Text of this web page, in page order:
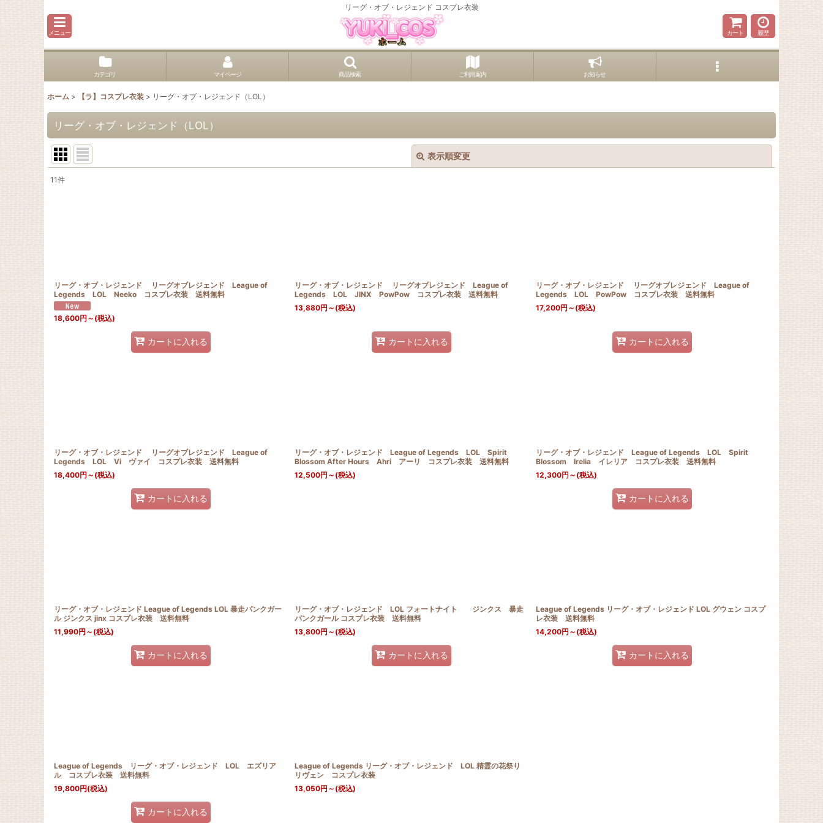
リーグ・オブ・レジェンド コスプレ衣装
メニュー カート 履歴
カテゴリ マイページ 商品検索 ご利用案内 お知らせ
ホーム > 【ラ】コスプレ衣装 > リーグ・オブ・レジェンド（LOL）
リーグ・オブ・レジェンド（LOL）
表示順変更
11件
リーグ・オブ・レジェンド リーグオブレジェンド League of
Legends LOL Neeko コスプレ衣装 送料無料
18,600円 ～ (税込)
カートに入れる
リーグ・オブ・レジェンド リーグオブレジェンド League of
Legends LOL JINX PowPow コスプレ衣装 送料無料
13,880円 ～ (税込)
カートに入れる
リーグ・オブ・レジェンド リーグオブレジェンド League of
Legends LOL PowPow コスプレ衣装 送料無料
17,200円 ～ (税込)
カートに入れる
リーグ・オブ・レジェンド リーグオブレジェンド League of
Legends LOL Vi ヴァイ コスプレ衣装 送料無料
18,400円 ～ (税込)
カートに入れる
リーグ・オブ・レジェンド League of Legends LOL Spirit
Blossom After Hours Ahri アーリ コスプレ衣装 送料無料
12,500円 ～ (税込)
リーグ・オブ・レジェンド League of Legends LOL Spirit
Blossom Irelia イレリア コスプレ衣装 送料無料
12,300円 ～ (税込)
カートに入れる
リーグ・オブ・レジェンド League of Legends LOL 暴走パンクガー
ル ジンクス jinx コスプレ衣装 送料無料
11,990円 ～ (税込)
カートに入れる
リーグ・オブ・レジェンド LOL フォートナイト ジンクス 暴走
パンクガール コスプレ衣装 送料無料
13,800円 ～ (税込)
カートに入れる
League of Legends リーグ・オブ・レジェンド LOL グウェン コスプ
レ衣装 送料無料
14,200円 ～ (税込)
カートに入れる
League of Legends リーグ・オブ・レジェンド LOL エズリア
ル コスプレ衣装 送料無料
19,800円(税込)
カートに入れる
League of Legends リーグ・オブ・レジェンド LOL 精霊の花祭り
リヴェン コスプレ衣装
13,050円 ～ (税込)